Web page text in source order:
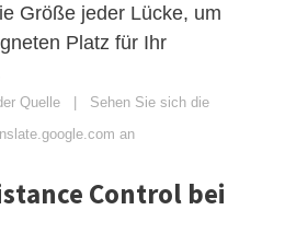
Größe jeder Lücke, um
Platz für Ihr
Quelle | Sehen Sie sich die
an
Control bei